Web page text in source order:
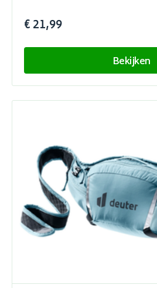
€ 21,99
Bekijken